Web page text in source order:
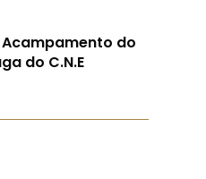
do
do C.N.E